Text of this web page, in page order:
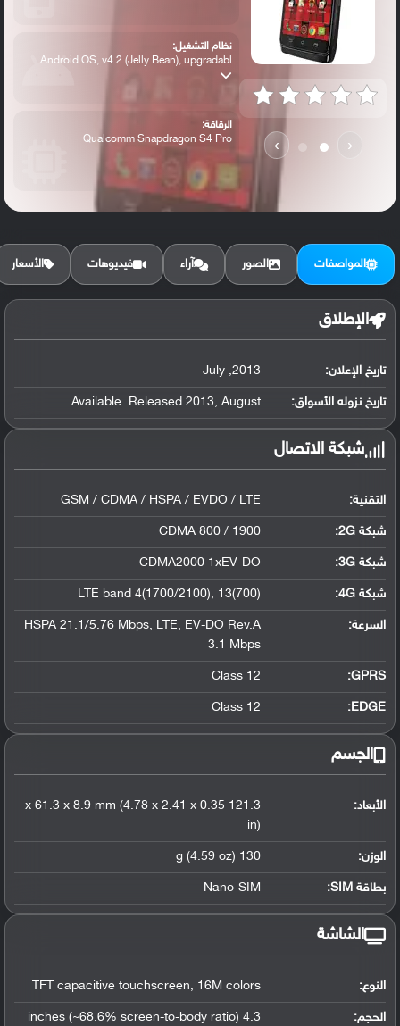
‹
›
نظام التشغيل:
Android OS, v4.2 (Jelly Bean), upgradabl...
الرقاقة:
Qualcomm Snapdragon S4 Pro
الرام / التخزين:
المواصفات الصور آراء فيديوهات الأسعار
الإطلاق
تاريخ الإعلان: 2013, July
تاريخ نزوله الأسواق: Available. Released 2013, August
شبكة الاتصال
التقنية: GSM / CDMA / HSPA / EVDO / LTE
شبكة 2G: CDMA 800 / 1900
شبكة 3G :
CDMA2000 1xEV-DO
شبكة 4G :
LTE band 4(1700/2100), 13(700)
السرعة:
HSPA 21.1/5.76 Mbps, LTE, EV-DO Rev.A
3.1 Mbps
GPRS:
Class 12
EDGE:
Class 12
الجسم
الأبعاد:
121.3 x 61.3 x 8.9 mm (4.78 x 2.41 x 0.35
in)
الوزن: 130 g (4.59 oz)
بطاقة SIM: Nano-SIM
الشاشة
النوع: TFT capacitive touchscreen, 16M colors
الحجم: 4.3 inches (~68.6% screen-to-body ratio)